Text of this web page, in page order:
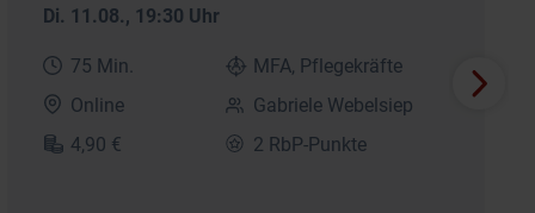
Di. 11.08., 19:30 Uhr
75 Min.
MFA, Pflegekräfte
Online
Gabriele Webelsiep
4,90 €
2 RbP-Punkte